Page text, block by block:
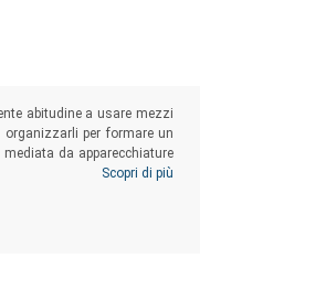
abitudine a usare mezzi
per formare un
da apparecchiature
e, di conseguenza, degli
Scopri di più